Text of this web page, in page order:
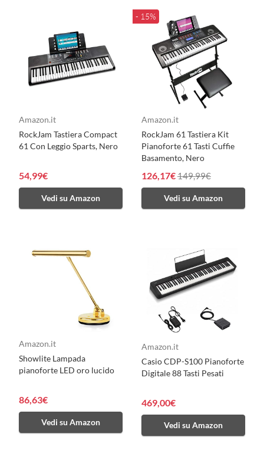
Amazon.it
RockJam Tastiera Compact
61 Con Leggio Sparts, Nero
54,99€
Vedi su Amazon
- 15%
Amazon.it
RockJam 61 Tastiera Kit
Pianoforte 61 Tasti Cuffie
Basamento, Nero
126,17€149,99€
Vedi su Amazon
Amazon.it
Showlite Lampada
pianoforte LED oro lucido
86,63€
Vedi su Amazon
Amazon.it
Casio CDP-S100 Pianoforte
Digitale 88 Tasti Pesati
469,00€
Vedi su Amazon